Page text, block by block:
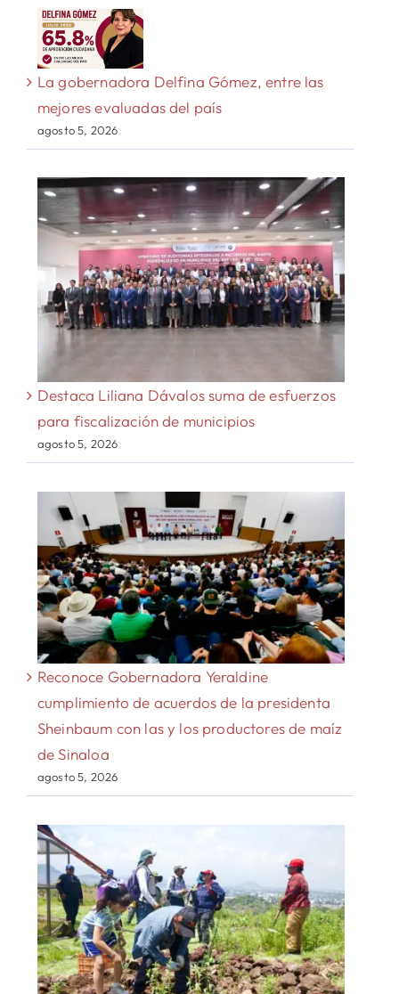
La gobernadora Delfina Gómez, entre las
mejores evaluadas del país
agosto 5, 2026
Destaca Liliana Dávalos suma de esfuerzos
para fiscalización de municipios
agosto 5, 2026
Reconoce Gobernadora Yeraldine
cumplimiento de acuerdos de la presidenta
Sheinbaum con las y los productores de maíz
de Sinaloa
agosto 5, 2026